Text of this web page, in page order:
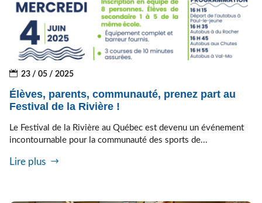
23 / 05 / 2025
Élèves, parents, communauté, prenez part au
Festival de la Rivière !
Le Festival de la Rivière au Québec est devenu un événement
incontournable pour la communauté des sports de...
Lire plus